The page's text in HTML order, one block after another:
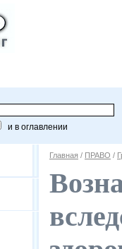
и в оглавлении
Главная / ПРАВО /